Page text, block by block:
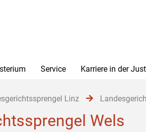
Service Karriere in der
Linz
Wels